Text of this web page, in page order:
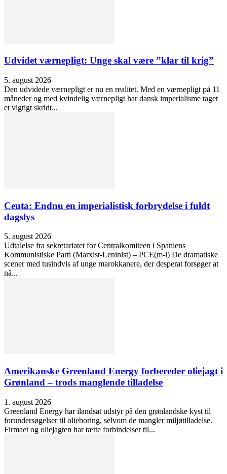
Udvidet værnepligt: Unge skal være ”klar til krig”
5. august 2026
Den udvidede værnepligt er nu en realitet. Med en værnepligt på 11
måneder og med kvindelig værnepligt har dansk imperialisme taget
et vigtigt skridt...
Ceuta: Endnu en imperialistisk forbrydelse i fuldt
dagslys
5. august 2026
Udtalelse fra sekretariatet for Centralkomiteen i Spaniens
Kommunistiske Parti (Marxist-Leninist) – PCE(m-l) De dramatiske
scener med tusindvis af unge marokkanere, der desperat forsøger at
nå...
Amerikanske Greenland Energy forbereder oliejagt i
Grønland – trods manglende tilladelse
1. august 2026
Greenland Energy har ilandsat udstyr på den grønlandske kyst til
forundersøgelser til olieboring, selvom de mangler miljøtilladelse.
Firmaet og oliejagten har tætte forbindelser til...